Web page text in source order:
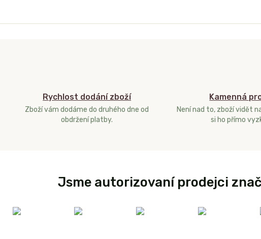
Rychlost dodání zboží
Zboží vám dodáme do druhého dne od
obdržení platby.
Kamenná
Není nad to, zboží vidět
si ho přímo
Jsme autorizovaní prodejci